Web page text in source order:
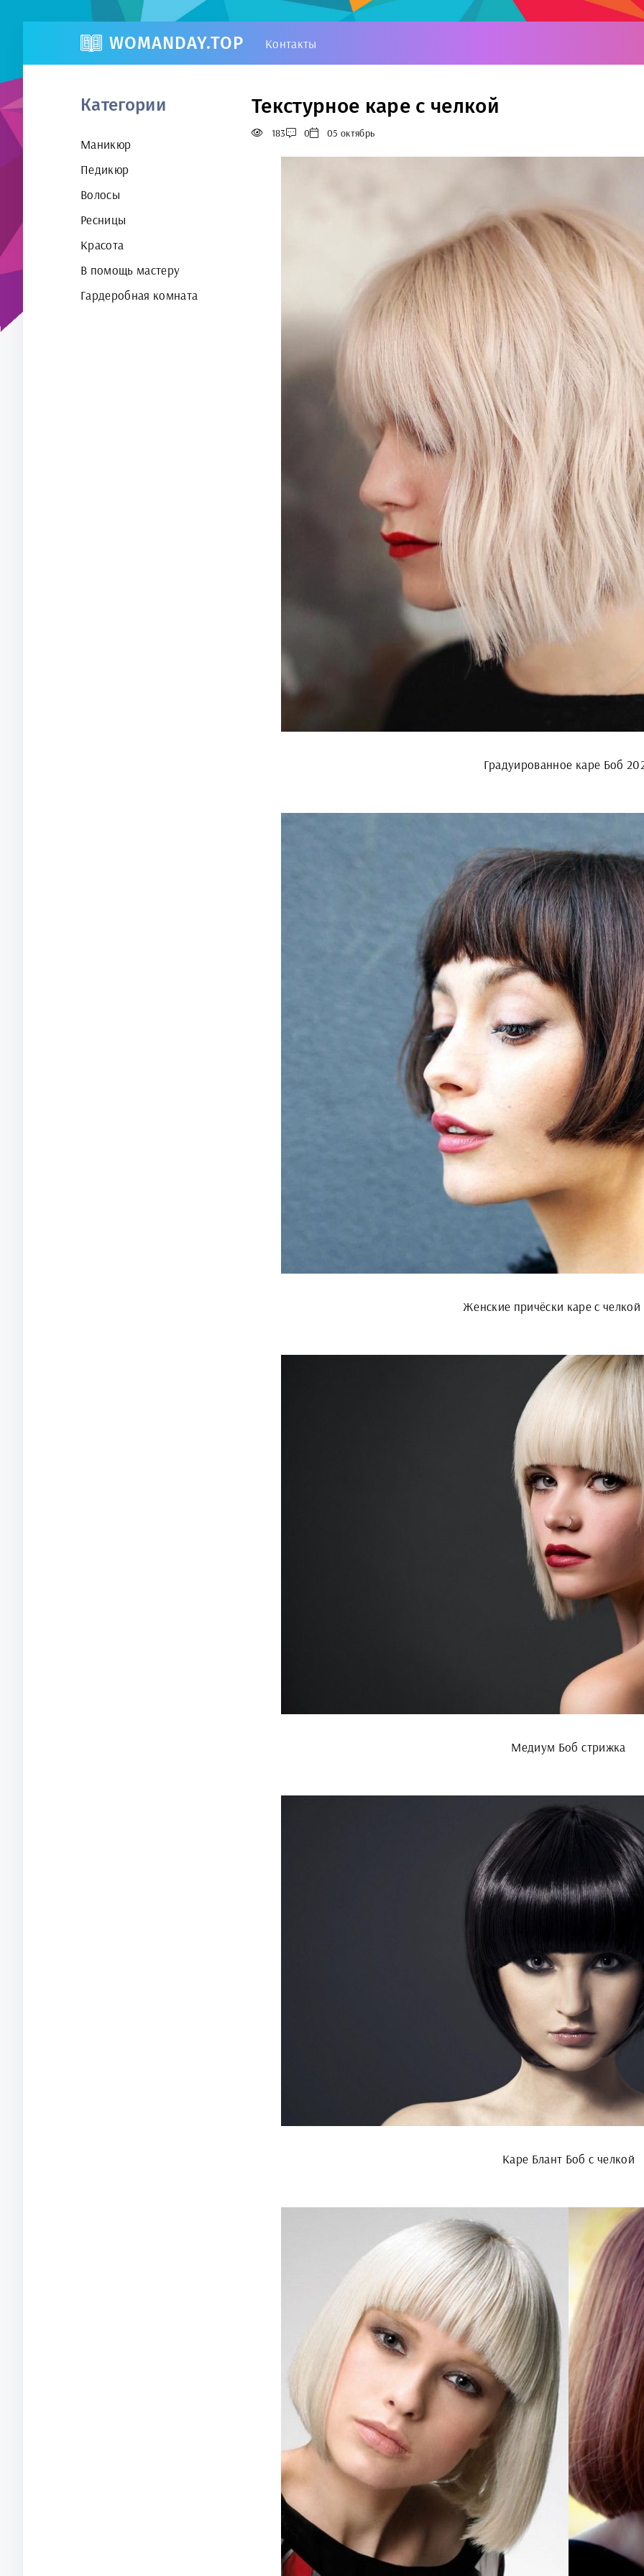
WOMANDAY.TOP Контакты
Категории
Маникюр
Педикюр
Волосы
Ресницы
Красота
В помощь мастеру
Гардеробная комната
Текстурное каре с челкой
183 0 05 октябрь
Градуированное каре Боб
Женские причёски каре с челкой
Медиум Боб стрижка
Каре Блант Боб с челкой